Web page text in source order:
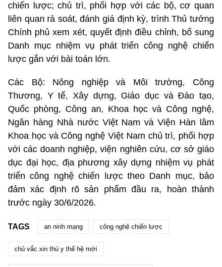
chiến lược; chủ trì, phối hợp với các bộ, cơ quan
liên quan rà soát, đánh giá định kỳ, trình Thủ tướng
Chính phủ xem xét, quyết định điều chỉnh, bổ sung
Danh mục nhiệm vụ phát triển công nghệ chiến
lược gắn với bài toán lớn.
Các Bộ: Nông nghiệp và Môi trường, Công
Thương, Y tế, Xây dựng, Giáo dục và Đào tạo,
Quốc phòng, Công an, Khoa học và Công nghệ,
Ngân hàng Nhà nước Việt Nam và Viện Hàn lâm
Khoa học và Công nghệ Việt Nam chủ trì, phối hợp
với các doanh nghiệp, viện nghiên cứu, cơ sở giáo
dục đại học, địa phương xây dựng nhiệm vụ phát
triển công nghệ chiến lược theo Danh mục, bảo
đảm xác định rõ sản phẩm đầu ra, hoàn thành
trước ngày 30/6/2026.
TAGS an ninh mạng công nghệ chiến lược
chủ vắc xin thú y thế hệ mới